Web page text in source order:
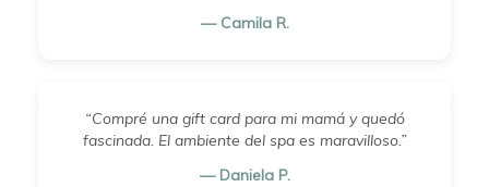
— Camila R.
“Compré una gift card para mi mamá y quedó
fascinada. El ambiente del spa es maravilloso.”
— Daniela P.